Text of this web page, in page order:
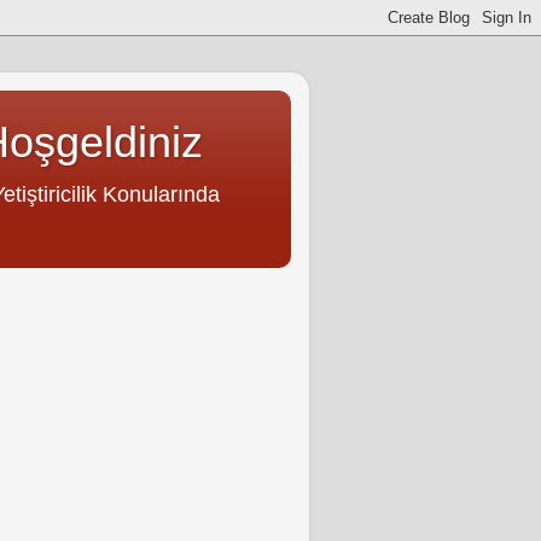
Konularında